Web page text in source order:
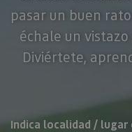
pasar un buen
échale un
Diviértete,
BUSCAR
Indica localidad / lugar